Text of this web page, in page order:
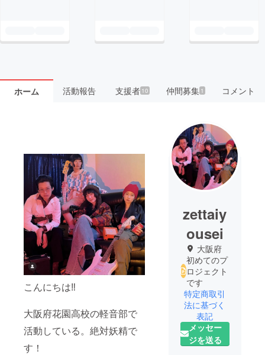
ホーム 活動報告 支援者 10 仲間募集 1 コメント
こんにちは‼️
大阪府花園高校の軽音部で
活動している。絶対妖精で
す！
zettaiy
ousei
大阪府
初めてのプ
ロジェクト
です
特定商取引
法に基づく
表記
メッセー
ジを送る